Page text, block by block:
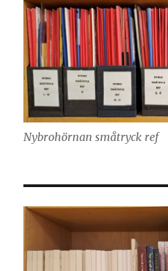
Nybrohörnan småtryck ref